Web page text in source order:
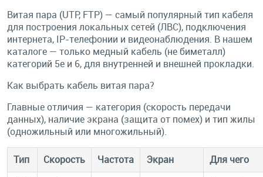
Витая пара (UTP, FTP) — самый популярный тип кабеля
для построения локальных сетей (ЛВС), подключения
интернета, IP-телефонии и видеонаблюдения. В нашем
каталоге — только медный кабель (не биметалл)
категорий 5e и 6, для внутренней и внешней прокладки.
Как выбрать кабель витая пара?
Главные отличия — категория (скорость передачи
данных), наличие экрана (защита от помех) и тип жилы
(одножильный или многожильный).
Тип Скорость Частота Экран
Для чего